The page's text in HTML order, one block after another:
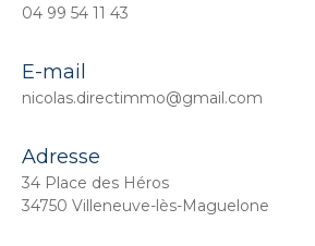
04 99 54 11 43
E-mail
nicolas.directimmo@gmail.com
Adresse
34 Place des Héros
34750 Villeneuve-lès-Maguelone